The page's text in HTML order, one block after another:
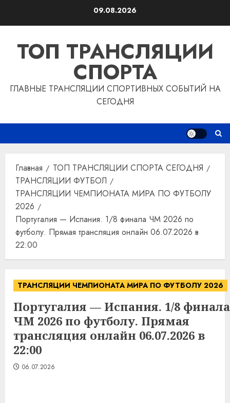
09.08.2026
ТОП ТРАНСЛЯЦИИ
СПОРТА
ГЛАВНЫЕ ТРАНСЛЯЦИИ СПОРТИВНЫХ СОБЫТИЙ НА
СЕГОДНЯ
Главная
ТОП ТРАНСЛЯЦИИ СПОРТА СЕГОДНЯ
ТРАНСЛЯЦИИ ФУТБОЛ
ТРАНСЛЯЦИИ ЧЕМПИОНАТА МИРА ПО ФУТБОЛУ
2026
Португалия — Испания. 1/8 финала ЧМ 2026 по
футболу. Прямая трансляция онлайн 06.07.2026 в
22:00
ТРАНСЛЯЦИИ ЧЕМПИОНАТА МИРА ПО ФУТБОЛУ 2026
Португалия — Испания. 1/8 финала
ЧМ 2026 по футболу. Прямая
трансляция онлайн 06.07.2026 в
22:00
06.07.2026